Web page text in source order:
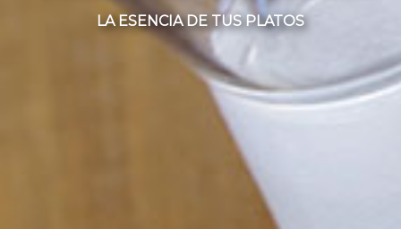
LA ESENCIA DE TUS PLATOS